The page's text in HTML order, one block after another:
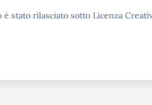
stato rilasciato sotto Licenza